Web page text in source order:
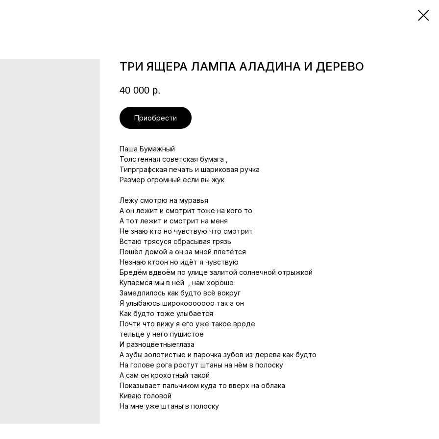
ТРИ ЯЩЕРА ЛАМПА АЛАДИНА И ДЕРЕВО
40 000 р.
Приобрести
Паша Бумажный
Толстенная советская бумага ,
Типрграфская печать и шариковая ручка
Размер огромный если вы жук
Лежу смотрю на муравья
А он лежит и смотрит тоже на кого то
А тот лежит и смотрит на меня
Не знаю кто но чувствую что смотрит
Встаю трясуся сбрасывая грязь
Пошёл домой а он за мной плетётся
Незнаю ктоон но идёт я чувствую
Бредём вдвоём по улице залитой солнечной отрыжкой
Купаемся мы в ней , нам хорошо
Замедлилось как будто всё вокруг
Я улыбаюсь широкооооооо так а он
Как будто тоже улыбается
Почти что вижу я его уже такое вроде
тельце у него пушистое
И разноцветныеглаза
А зубы золотистые и парочка зубов из дерева как будто
На голове рога ростут штаны на нём в полоску
А сам он крохотный такой
Показывает пальчиком куда то вверх на облака
Киваю головой
На мне уже штаны в полоску